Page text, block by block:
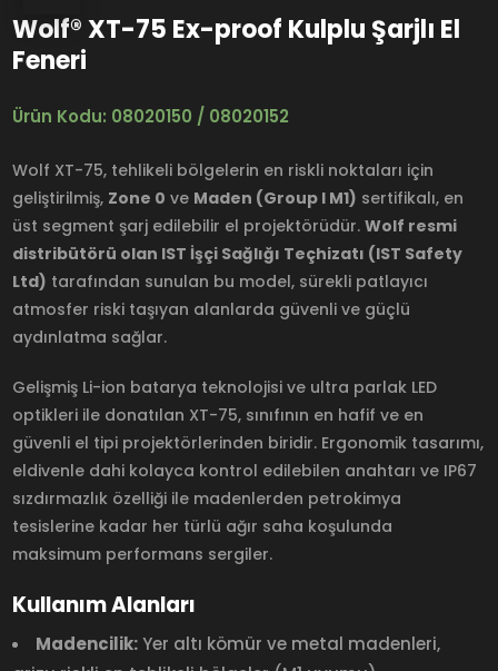
Wolf® XT-75 Ex-proof Kulplu Şarjlı El
Feneri
Ürün Kodu: 08020150 / 08020152
Wolf XT-75, tehlikeli bölgelerin en riskli noktaları için
geliştirilmiş, Zone 0 ve Maden (Group I M1) sertifikalı, en
üst segment şarj edilebilir el projektörüdür.Wolf resmi
distribütörü olan IST İşçi Sağlığı Teçhizatı (IST Safety
Ltd) tarafından sunulan bu model, sürekli patlayıcı
atmosfer riski taşıyan alanlarda güvenli ve güçlü
aydınlatma sağlar.
Gelişmiş Li-ion batarya teknolojisi ve ultra parlak LED
optikleri ile donatılan XT-75, sınıfının en hafif ve en
güvenli el tipi projektörlerinden biridir. Ergonomik tasarımı,
eldivenle dahi kolayca kontrol edilebilen anahtarı ve IP67
sızdırmazlık özelliği ile madenlerden petrokimya
tesislerine kadar her türlü ağır saha koşulunda
maksimum performans sergiler.
Kullanım Alanları
Madencilik:Yer altı kömür ve metal madenleri,